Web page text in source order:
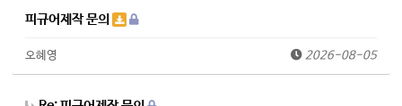
피규어제작 문의
오혜영 2026-08-05